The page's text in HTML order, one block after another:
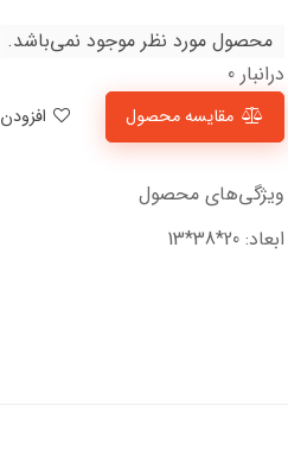
محصول مورد نظر موجود نمی‌باشد.
درانبار 0
مقایسه محصول
ویژگی‌های محصول
ابعاد: 20*38*13